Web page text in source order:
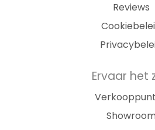
Reviews
Ervaar het